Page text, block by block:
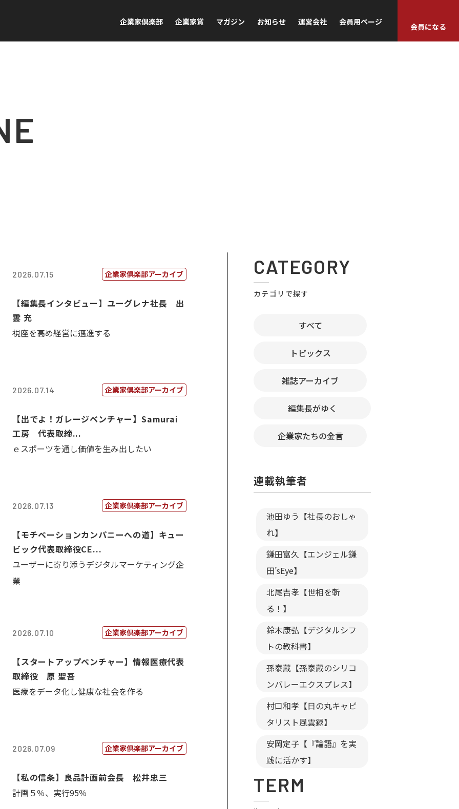
企業家倶楽部 企業家賞 マガジン お知らせ 運営会社 会員用ページ
会員になる
2026.07.15 企業家倶楽部アーカイブ
【編集長インタビュー】ユーグレナ社長 出
雲 充
視座を高め経営に邁進する
2026.07.14 企業家倶楽部アーカイブ
【出でよ！ガレージベンチャー】Samurai
工房 代表取締...
ｅスポーツを通し価値を生み出したい
2026.07.13 企業家倶楽部アーカイブ
【モチベーションカンパニーへの道】キュー
ビック代表取締役CE...
ユーザーに寄り添うデジタルマーケティング企
業
2026.07.10 企業家倶楽部アーカイブ
【スタートアップベンチャー】情報医療代表
取締役 原 聖吾
医療をデータ化し健康な社会を作る
2026.07.09 企業家倶楽部アーカイブ
【私の信条】良品計画前会長 松井忠三
計画５％、実行95％
CATEGORY
カテゴリで探す
すべて
トピックス
雑誌アーカイブ
編集長がゆく
企業家たちの金言
連載執筆者
池田ゆう【社長のおしゃ
れ】
鎌田富久【エンジェル鎌
田’sEye】
北尾吉孝【世相を斬
る！】
鈴木康弘【デジタルシフ
トの教科書】
孫泰蔵【孫泰蔵のシリコ
ンバレーエクスプレス】
村口和孝【日の丸キャピ
タリスト風雲録】
安岡定子【『論語』を実
践に活かす】
TERM